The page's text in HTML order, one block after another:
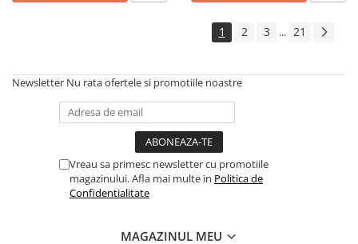
1 2 3 ... 21
Newsletter Nu rata ofertele si promotiile noastre
Vreau sa primesc newsletter cu promotiile
magazinului. Afla mai multe in Politica de
Confidentialitate
MAGAZINUL MEU